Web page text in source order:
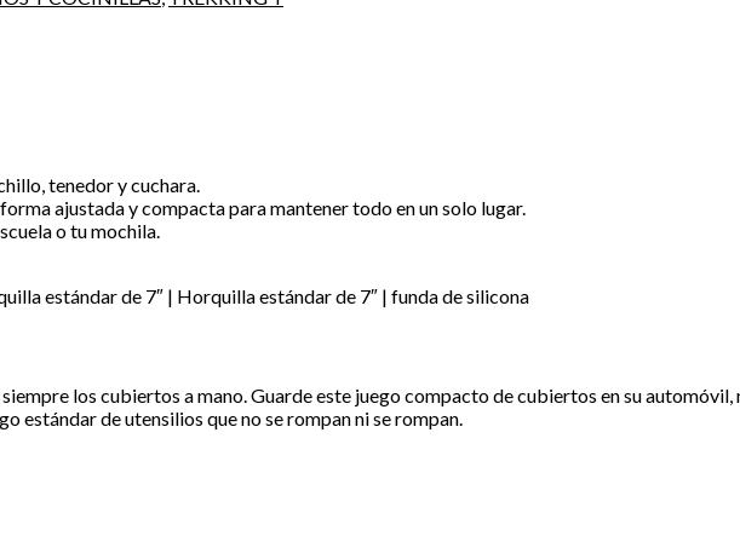
tenedor y cuchara.
ajustada y compacta para mantener todo en un solo lugar.
o tu mochila.
estándar de 7″ | Horquilla estándar de 7″ | funda de silicona
siempre los cubiertos a mano. Guarde este juego compacto de cubiertos en su
estándar de utensilios que no se rompan ni se rompan.